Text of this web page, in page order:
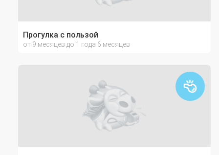
Прогулка с пользой
от 9 месяцев до 1 года 6 месяцев